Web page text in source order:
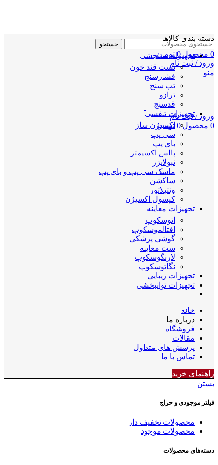
جستجو
0 محصول 0 تومان
ورود / ثبت نام
منو
ورود / ثبت نام
0 محصول 0 تومان
دسته بندی کالاها
تجهیزات سنجشی
تست قند خون
فشارسنج
تب سنج
ترازو
قدسنج
تجهیزات تنفسی
اکسیژن ساز
سی پپ
بای پپ
پالس اکسیمتر
نبولایزر
ماسک سی پپ و بای پپ
ساکشن
ونتیلاتور
کپسول اکسیژن
تجهیزات معاینه
اتوسکوپ
افتالموسکوپ
گوشی پزشکی
ست معاینه
لارنگوسکوپ
نگاتوسکوپ
تجهیزات زیبایی
تجهیزات توانبخشی
خانه
درباره ما
فروشگاه
مقالات
پرسش های متداول
تماس با ما
راهنمای خرید
بستن
فیلتر موجودی و حراج
محصولات تخفیف دار
محصولات موجود
دسته‌های محصولات